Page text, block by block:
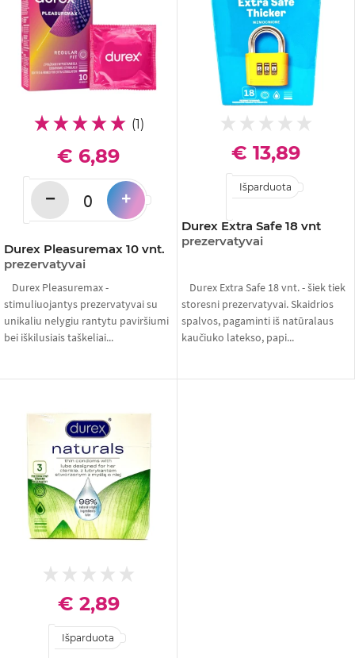
(1)
Durex Pleasuremax 10 vnt.
prezervatyvai
€ 6,89
− +
Durex Pleasuremax -
stimuliuojantys prezervatyvai su
unikaliu nelygiu rantytu paviršiumi
bei iškilusiais taškeliai...
Durex Extra Safe 18 vnt
prezervatyvai
€ 13,89
Išparduota
Durex Extra Safe 18 vnt. - šiek tiek
storesni prezervatyvai. Skaidrios
spalvos, pagaminti iš natūralaus
kaučiuko latekso, papi...
€ 2,89
Išparduota